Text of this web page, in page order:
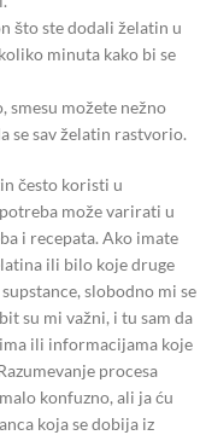
što ste dodali želatin u
minuta kako bi se
smesu možete nežno
se sav želatin rastvorio.
često koristi u
može varirati u
i recepata. Ako imate
ili bilo koje druge
slobodno mi se
su mi važni, i tu sam da
ili informacijama koje
procesa
konfuzno, ali ja ću
koja se dobija iz